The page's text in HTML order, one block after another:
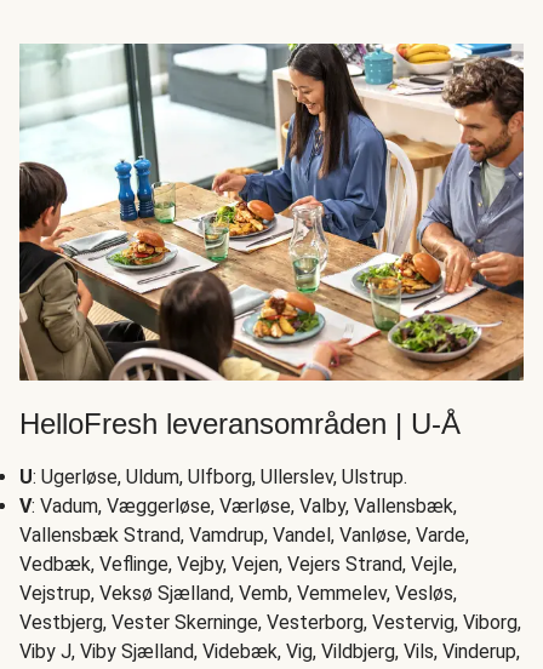
HelloFresh leveransområden | U-Å
U: Ugerløse, Uldum, Ulfborg, Ullerslev, Ulstrup.
V: Vadum, Væggerløse, Værløse, Valby, Vallensbæk,
Vallensbæk Strand, Vamdrup, Vandel, Vanløse, Varde,
Vedbæk, Veflinge, Vejby, Vejen, Vejers Strand, Vejle,
Vejstrup, Veksø Sjælland, Vemb, Vemmelev, Vesløs,
Vestbjerg, Vester Skerninge, Vesterborg, Vestervig, Viborg,
Viby J, Viby Sjælland, Videbæk, Vig, Vildbjerg, Vils, Vinderup,